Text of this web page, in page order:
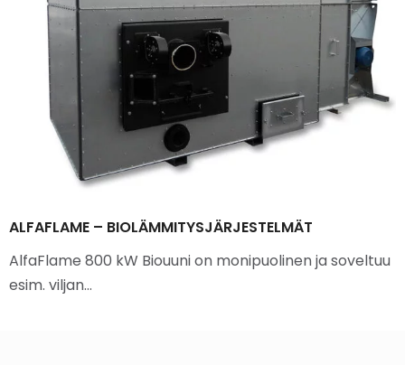
ALFAFLAME – BIOLÄMMITYSJÄRJESTELMÄT
AlfaFlame 800 kW Biouuni on monipuolinen ja soveltuu
esim. viljan…